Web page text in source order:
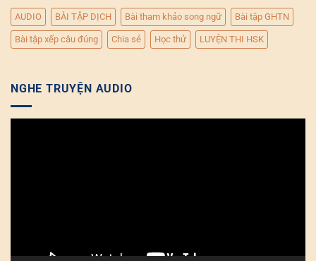
AUDIO BÀI TẬP DỊCH Bài tham khảo song ngữ Bài tập GHTN
Bài tập xếp câu đúng Chia sẻ Học thử LUYỆN THI HSK
NGHE TRUYỆN AUDIO